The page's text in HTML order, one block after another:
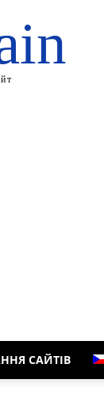
САЙТІВ